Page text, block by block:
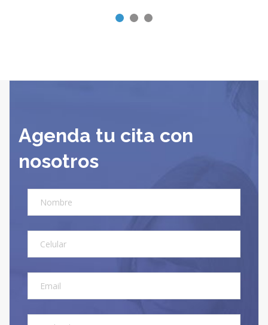
Agenda tu cita con
nosotros